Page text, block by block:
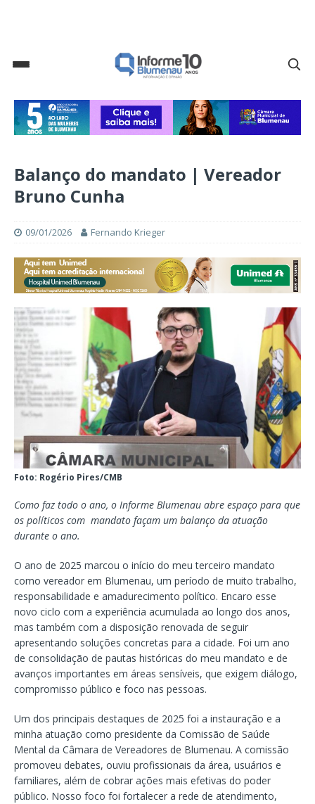
Balanço do mandato | Vereador
Bruno Cunha
09/01/2026 Fernando Krieger
Foto: Rogério Pires/CMB
Como faz todo o ano, o Informe Blumenau abre espaço para que
os políticos com mandato façam um balanço da atuação
durante o ano.
O ano de 2025 marcou o início do meu terceiro mandato
como vereador em Blumenau, um período de muito trabalho,
responsabilidade e amadurecimento político. Encaro esse
novo ciclo com a experiência acumulada ao longo dos anos,
mas também com a disposição renovada de seguir
apresentando soluções concretas para a cidade. Foi um ano
de consolidação de pautas históricas do meu mandato e de
avanços importantes em áreas sensíveis, que exigem diálogo,
compromisso público e foco nas pessoas.
Um dos principais destaques de 2025 foi a instauração e a
minha atuação como presidente da Comissão de Saúde
Mental da Câmara de Vereadores de Blumenau. A comissão
promoveu debates, ouviu profissionais da área, usuários e
familiares, além de cobrar ações mais efetivas do poder
público. Nosso foco foi fortalecer a rede de atendimento,